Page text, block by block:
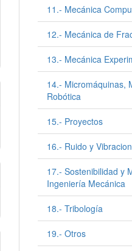
11.- Mecánica
12.- Mecánica de
13.- Mecánica
14.- Micromáquinas,
Robótica
15.- Proyectos
16.- Ruido y
17.- Sostenibilidad y
Ingeniería Mecánica
18.- Tribología
19.- Otros